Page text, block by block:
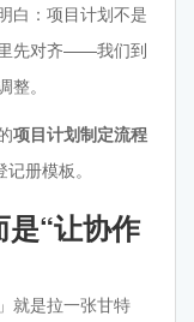
白：项目计划不是
先对齐——我们到
。
项目计划制定流程
册模板。
是“让协作
就是拉一张甘特